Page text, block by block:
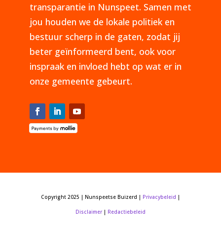
transparantie in Nunspeet. Samen met
jou houden we de lokale politiek en
bestuur scherp in de gaten, zodat jij
beter geïnformeerd bent, ook voor
inspraak en invloed hebt op wat er in
onze gemeente gebeurt.
Copyright 2025 | Nunspeetse Buizerd | Privacybeleid |
Disclaimer| Redactiebeleid